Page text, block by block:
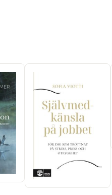
antal röster: